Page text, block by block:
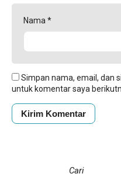
Nama*
Simpan nama, email, dan
untuk komentar saya
Cari